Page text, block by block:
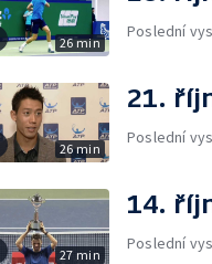
26 min
Poslední
26 min
21.
Poslední
27 min
14.
Poslední